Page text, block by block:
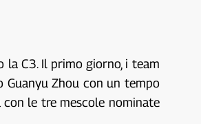
C3. Il primo giorno, i team
Guanyu Zhou con un tempo
le tre mescole nominate